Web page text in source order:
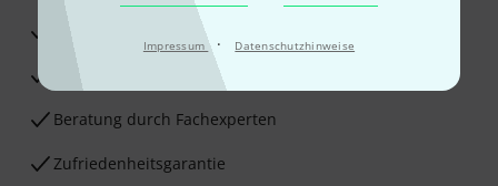
Impressum · Datenschutzhinweise
30 Tage Money-Back-Garantie
Beratung durch Fachexperten
Zufriedenheitsgarantie